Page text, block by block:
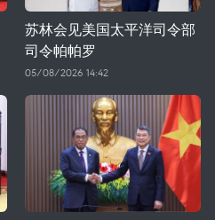
苏林会见美国太平洋司令部
司令帕帕罗
05/08/2026 14:42